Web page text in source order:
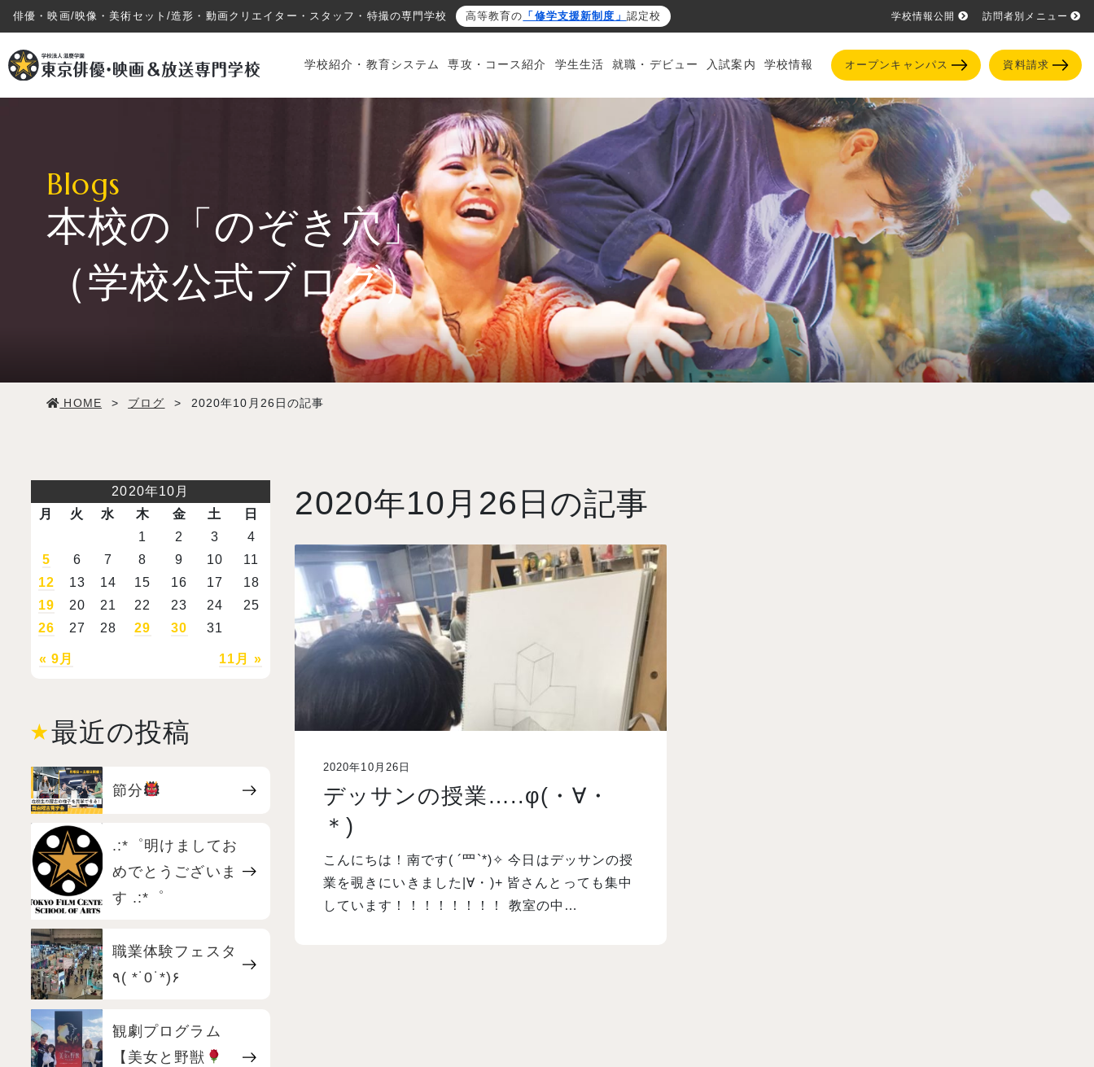
俳優・映画/映像・美術セット/造形・動画クリエイター・スタッフ・特撮の専門学校 高等教育の 「修学支援新制度」 認定校 学校情報公開 訪問者別メニュー
学校紹介・教育システム 専攻・コース紹介 学生生活 就職・デビュー 入試案内 学校情報 オープンキャンパス 資料請求
専攻・コース紹介
入試案内
オープンキャンパス
訪問者別メニュー
Blogs
本校の「のぞき穴」
（学校公式ブログ）
HOME > ブログ > 2020年10月26日の記事
2020年10 月 26 日の記事
2020年10月26日
デッサンの授業…..φ(・∀・
＊)
こんにちは！南です( ´罒`*)✧ 今日はデッサンの授
業を覗きにいきました|∀・)+ 皆さんとっても集中
しています！！！！！！！！ 教室の中…
2020年10月
月
火 水 木 金 土 日
« 9月 11月 »
1 2 3
4
5
6 7 8 9 10
11
12
13 14 15 16 17
18
19
20 21 22 23 24
25
26
27 28 29 30 31
最近の投稿
節分
.:*゜明けましてお
めでとうございま
す .:*゜
職業体験フェスタ
٩( *˙0˙*)۶
観劇プログラム
【美女と野獣